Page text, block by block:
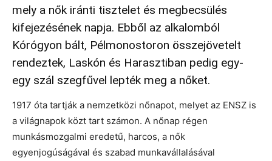
mely a nők iránti tisztelet és megbecsülés
kifejezésének napja. Ebből az alkalomból
Kórógyon bált, Pélmonostoron összejövetelt
rendeztek, Laskón és Harasztiban pedig egy-
egy szál szegfűvel lepték meg a nőket.
1917 óta tartják a nemzetközi nőnapot, melyet az ENSZ is
a világnapok közt tart számon. A nőnap régen
munkásmozgalmi eredetű, harcos, a nők
egyenjogúságával és szabad munkavállalásával